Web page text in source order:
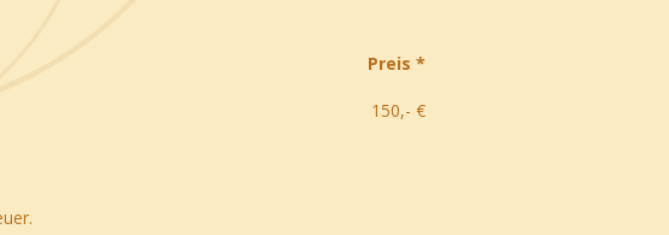
Preis *
150,- €